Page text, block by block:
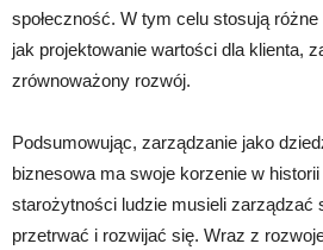
społeczność. W tym celu stosują
jak projektowanie wartości dla klienta,
zrównoważony rozwój.
Podsumowując, zarządzanie jako
biznesowa ma swoje korzenie w
starożytności ludzie musieli zarządzać
przetrwać i rozwijać się. Wraz z